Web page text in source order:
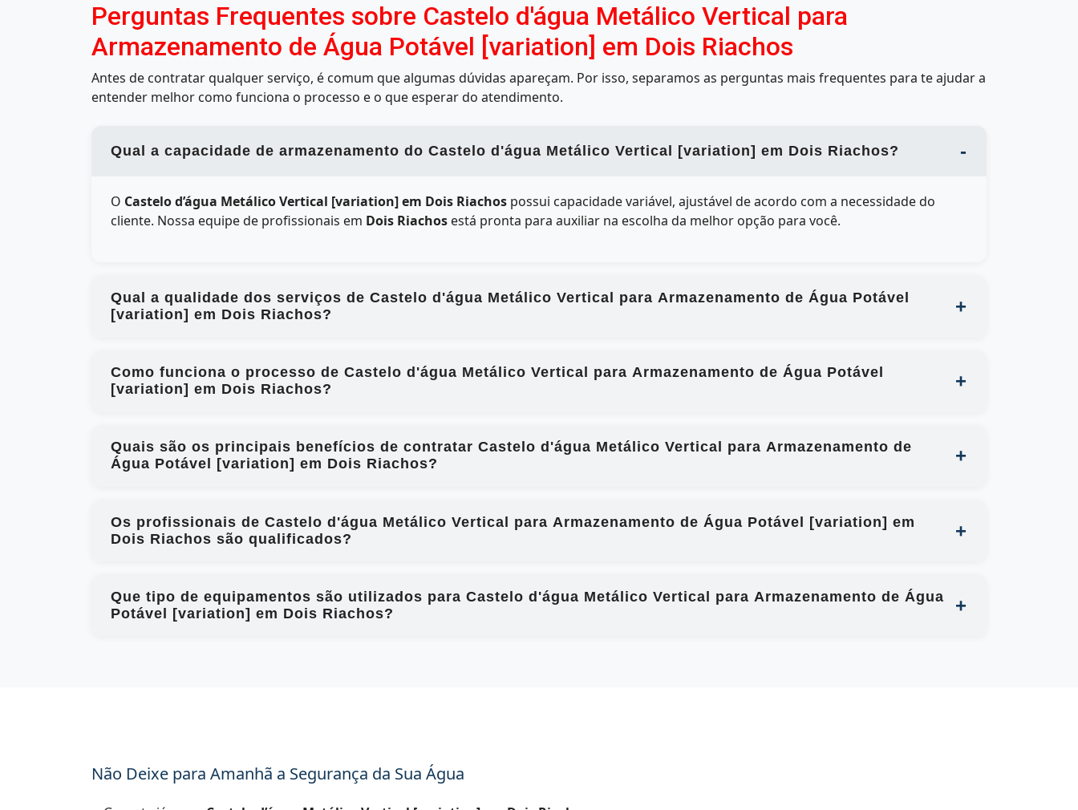
Perguntas Frequentes sobre Castelo d'água Metálico Vertical para
Armazenamento de Água Potável [variation] em Dois Riachos
Antes de contratar qualquer serviço, é comum que algumas dúvidas apareçam. Por isso, separamos as perguntas mais frequentes para te ajudar a
entender melhor como funciona o processo e o que esperar do atendimento.
Qual a capacidade de armazenamento do Castelo d'água Metálico Vertical [variation] em Dois Riachos?
O Castelo d’água Metálico Vertical [variation] em Dois Riachos possui capacidade variável, ajustável de acordo com a necessidade do
cliente. Nossa equipe de profissionais em Dois Riachos está pronta para auxiliar na escolha da melhor opção para você.
Qual a qualidade dos serviços de Castelo d'água Metálico Vertical para Armazenamento de Água Potável
[variation] em Dois Riachos?
Como funciona o processo de Castelo d'água Metálico Vertical para Armazenamento de Água Potável
[variation] em Dois Riachos?
Quais são os principais benefícios de contratar Castelo d'água Metálico Vertical para Armazenamento de
Água Potável [variation] em Dois Riachos?
Os profissionais de Castelo d'água Metálico Vertical para Armazenamento de Água Potável [variation] em
Dois Riachos são qualificados?
Que tipo de equipamentos são utilizados para Castelo d'água Metálico Vertical para Armazenamento de Água
Potável [variation] em Dois Riachos?
Não Deixe para Amanhã a Segurança da Sua Água